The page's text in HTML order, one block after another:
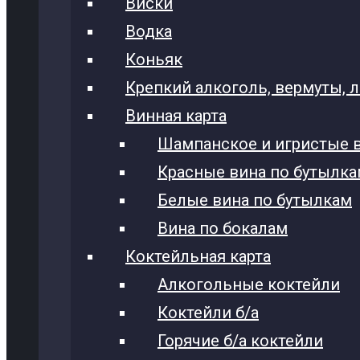
Водка
Коньяк
Крепкий алкоголь, вермуты,
Винная карта
Шампанское и игристые
Красные вина по
Белые вина по бутылкам
Вина по бокалам
Коктейльная карта
Алкогольные коктейли
Коктейли б/а
Горячие б/а коктейли